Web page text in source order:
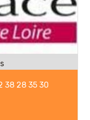
38 28 35 30